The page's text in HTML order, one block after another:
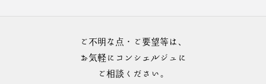
ご不明な点・ご要望等は、
お気軽にコンシェルジュに
ご相談ください。